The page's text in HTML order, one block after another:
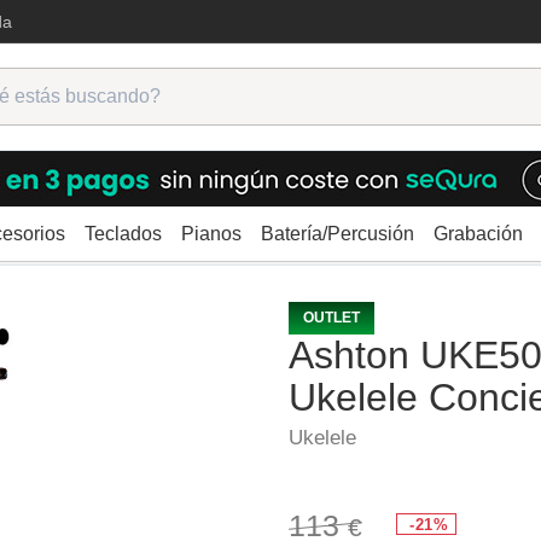
Teclados Pianos Batería/Percusión Grabación
UKE500CACA Koa Ukelele Concierto
OUTLET
Ashton
Ukelele
Ukelele
113€ -21%